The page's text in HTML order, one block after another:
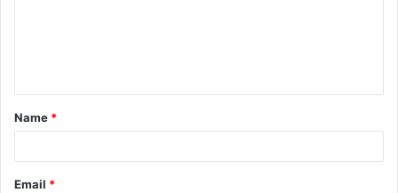
Name *
Email *